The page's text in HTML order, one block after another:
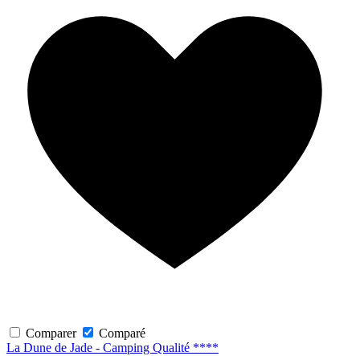
Comparer
Comparé
La Dune de Jade - Camping Qualité ****